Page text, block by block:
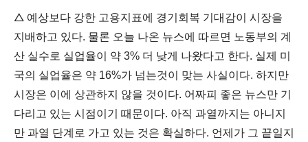
△ 예상보다 강한 고용지표에 경기회복 기대감이 시장을
지배하고 있다. 물론 오늘 나온 뉴스에 따르면 노동부의 계
산 실수로 실업율이 약 3% 더 낮게 나왔다고 한다. 실제 미
국의 실업율은 약 16%가 넘는것이 맞는 사실이다. 하지만
시장은 이에 상관하지 않을 것이다. 어짜피 좋은 뉴스만 기
다리고 있는 시점이기 때문이다. 아직 과열까지는 아니지
만 과열 단계로 가고 있는 것은 확실하다. 언제가 그 끝일지